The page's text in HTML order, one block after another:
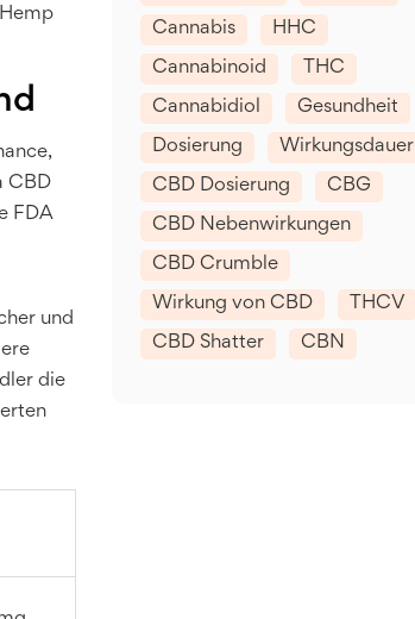
CBD
FDA
und
die
Cannabis HHC
Cannabinoid THC
Cannabidiol Gesundheit
Dosierung Wirkungsdauer
CBD Dosierung CBG
CBD Nebenwirkungen
CBD Crumble
Wirkung von CBD THCV
CBD Shatter CBN